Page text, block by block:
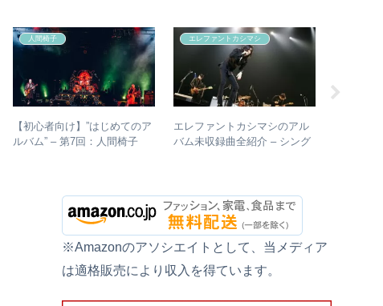
人間椅子
【初心者向け】”はじめてのア
ルバム” – 第7回：人間椅子
エレファントカシマシ
エレファントカシマシのアル
バム未収録曲全紹介 – シング
※Amazonのアソシエイトとして、当メディア
は適格販売により収入を得ています。